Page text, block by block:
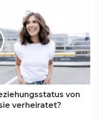
von
verheiratet?